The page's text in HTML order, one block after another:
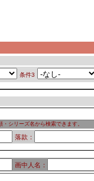
条件3
シリーズ名から検索できます。
落款：
画中人名：